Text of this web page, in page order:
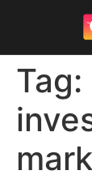
Tag: